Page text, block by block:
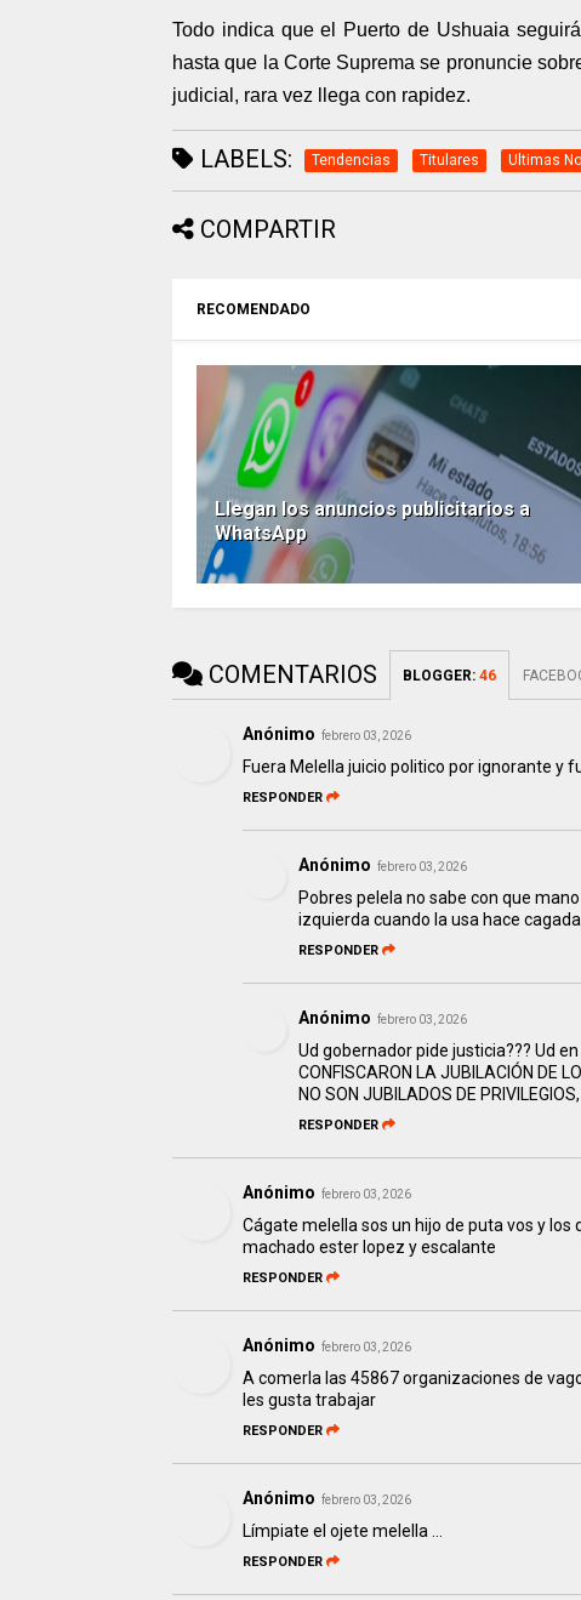
Todo indica que el Puerto de Ushuaia
hasta que la Corte Suprema se pronuncie
judicial, rara vez llega con rapidez.
LABELS: Tendencias Titulares Ultimas
COMPARTIR
RECOMENDADO
Llegan los anuncios publicitarios a
WhatsApp
COMENTARIOS BLOGGER: 46
Anónimo febrero 03, 2026
Fuera Melella juicio politico por ignorante y
RESPONDER
Anónimo febrero 03, 2026
Pobres pelela no sabe con que
izquierda cuando la usa hace
RESPONDER
Anónimo febrero 03, 2026
Ud gobernador pide justicia??? Ud
CONFISCARON LA JUBILACIÓN DE
NO SON JUBILADOS DE
RESPONDER
Anónimo febrero 03, 2026
Cágate melella sos un hijo de puta vos y
machado ester lopez y escalante
RESPONDER
Anónimo febrero 03, 2026
A comerla las 45867 organizaciones de
les gusta trabajar
RESPONDER
Anónimo febrero 03, 2026
Límpiate el ojete melella ...
RESPONDER